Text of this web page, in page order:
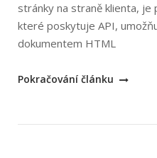
stránky na straně klienta, je
které poskytuje API,
dokumentem HTML
„Scott
Pokračování článku